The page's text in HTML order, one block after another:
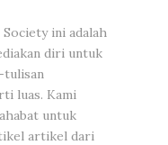
ini adalah
diri untuk
tulisan
luas. Kami
untuk
artikel dari